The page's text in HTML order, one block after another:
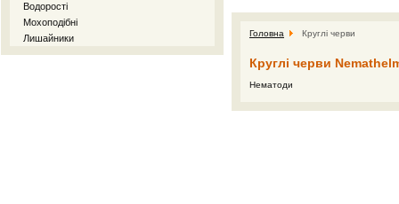
Водорості
Мохоподібні
Лишайники
Головна Круглі черви
Круглі черви
Нематоди